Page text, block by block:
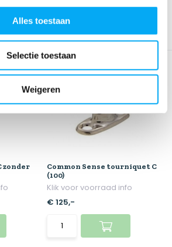
Alles toestaan
Selectie toestaan
Weigeren
zonder
Common Sense tourniquet C
(100)
Klik voor voorraad info
€ 125,-